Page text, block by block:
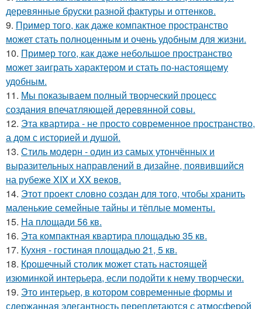
деревянные бруски разной фактуры и оттенков.
9. Пример того, как даже компактное пространство
может стать полноценным и очень удобным для жизни.
10. Пример того, как даже небольшое пространство
может заиграть характером и стать по-настоящему
удобным.
11. Мы показываем полный творческий процесс
создания впечатляющей деревянной совы.
12. Эта квартира - не просто современное пространство,
а дом с историей и душой.
13. Стиль модерн - один из самых утончённых и
выразительных направлений в дизайне, появившийся
на рубеже XIX и XX веков.
14. Этот проект словно создан для того, чтобы хранить
маленькие семейные тайны и тёплые моменты.
15. На площади 56 кв.
16. Эта компактная квартира площадью 35 кв.
17. Кухня - гостиная площадью 21, 5 кв.
18. Крошечный столик может стать настоящей
изюминкой интерьера, если подойти к нему творчески.
19. Это интерьер, в котором современные формы и
сдержанная элегантность переплетаются с атмосферой